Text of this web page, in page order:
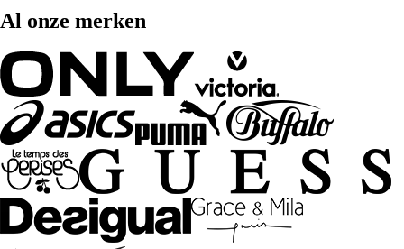
Al onze merken